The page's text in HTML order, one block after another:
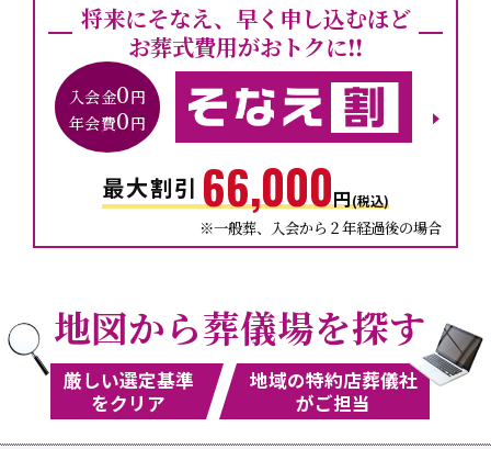
将来にそなえ、早く申し込むほど
お葬式費用がおトクに‼︎
入会金0円
年会費0円
最大割引 66,000円(税込)
※一般葬、入会から２年経過後の場合
地図から葬儀場を探す
厳しい選定基準
をクリア
地域の特約店葬儀社
がご担当